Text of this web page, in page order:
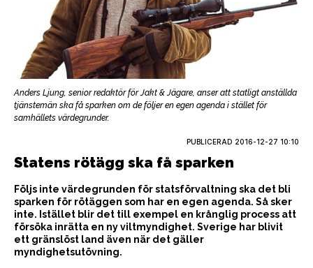
Anders Ljung, senior redaktör för Jakt & Jägare, anser att statligt anställda
tjänstemän ska få sparken om de följer en egen agenda i stället för
samhällets värdegrunder.
PUBLICERAD 2016-12-27 10:10
Statens rötägg ska få sparken
Följs inte värdegrunden för statsförvaltning ska det bli
sparken för rötäggen som har en egen agenda. Så sker
inte. Istället blir det till exempel en krånglig process att
försöka inrätta en ny viltmyndighet. Sverige har blivit
ett gränslöst land även när det gäller
myndighetsutövning.